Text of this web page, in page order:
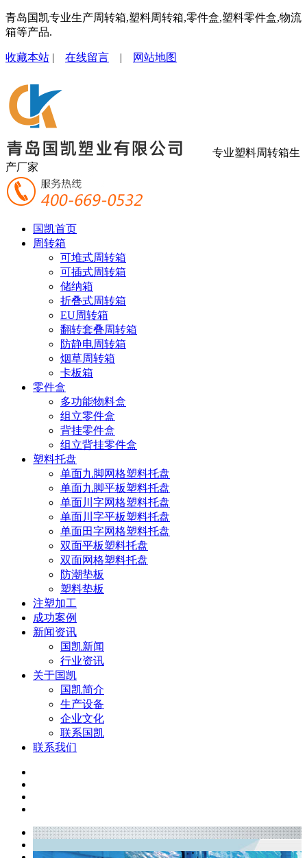
青岛国凯专业生产周转箱,塑料周转箱,零件盒,塑料零件盒,物流
箱等产品.
收藏本站 | 在线留言 | 网站地图
专业塑料周转箱生
产厂家
国凯首页
周转箱
可堆式周转箱
可插式周转箱
储纳箱
折叠式周转箱
EU周转箱
翻转套叠周转箱
防静电周转箱
烟草周转箱
卡板箱
零件盒
多功能物料盒
组立零件盒
背挂零件盒
组立背挂零件盒
塑料托盘
单面九脚网格塑料托盘
单面九脚平板塑料托盘
单面川字网格塑料托盘
单面川字平板塑料托盘
单面田字网格塑料托盘
双面平板塑料托盘
双面网格塑料托盘
防潮垫板
塑料垫板
注塑加工
成功案例
新闻资讯
国凯新闻
行业资讯
关于国凯
国凯简介
生产设备
企业文化
联系国凯
联系我们